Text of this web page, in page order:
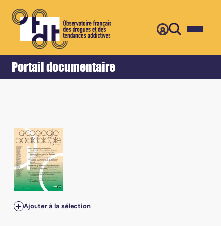
Portail documentaire
Accueil Retour
Ajouter à la sélection